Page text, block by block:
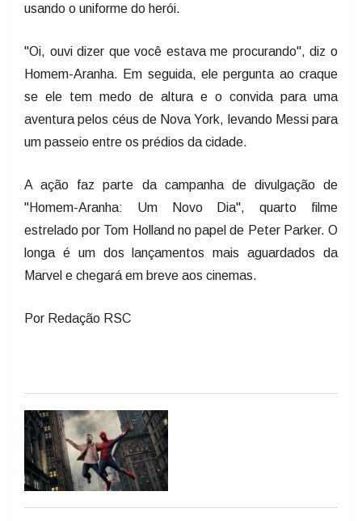
usando o uniforme do herói.
"Oi, ouvi dizer que você estava me procurando", diz o
Homem-Aranha. Em seguida, ele pergunta ao craque
se ele tem medo de altura e o convida para uma
aventura pelos céus de Nova York, levando Messi para
um passeio entre os prédios da cidade.
A ação faz parte da campanha de divulgação de
"Homem-Aranha: Um Novo Dia", quarto filme
estrelado por Tom Holland no papel de Peter Parker. O
longa é um dos lançamentos mais aguardados da
Marvel e chegará em breve aos cinemas.
Por Redação RSC